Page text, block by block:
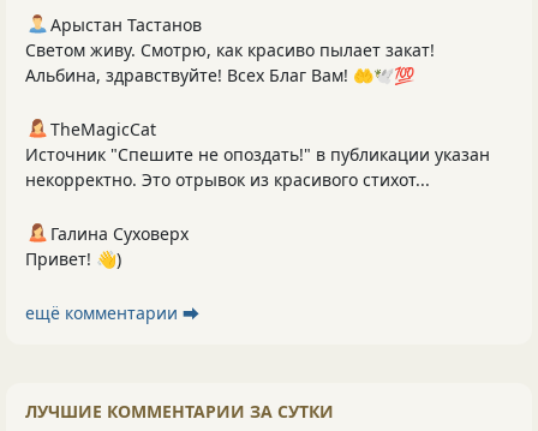
Арыстан Тастанов
Светом живу. Смотрю, как красиво пылает закат!
Альбина, здравствуйте! Всех Благ Вам! 🤲🕊️💯
TheMagicCat
Источник "Спешите не опоздать!" в публикации указан
некорректно. Это отрывок из красивого стихот...
Галина Суховерх
Привет! 👋)
ещё комментарии ⮕
ЛУЧШИЕ КОММЕНТАРИИ ЗА СУТКИ